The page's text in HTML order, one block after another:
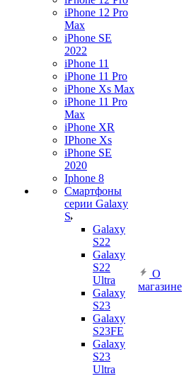
iPhone 12 Pro
Max
iPhone SE
2022
iPhone 11
iPhone 11 Pro
iPhone Xs Max
iPhone 11 Pro
Max
iPhone XR
IPhone Xs
iPhone SE
2020
Iphone 8
Смартфоны
серии Galaxy
S
Galaxy
S22
Galaxy
S22
Ultra
Galaxy
S23
Galaxy
S23FE
Galaxy
S23
Ultra
О
магазине